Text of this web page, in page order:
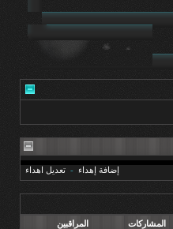
إضافة إهداء - تعديل اهداء
المشاركات المراقبين